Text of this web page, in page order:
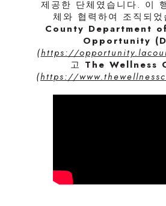
제공한 단체였습니다. 이
체와 협력하여 조직되었
County Department
Opportunity
(https://
고 The Wellness
(https://